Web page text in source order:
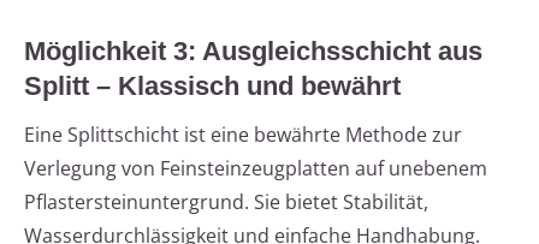
Möglichkeit 3: Ausgleichsschicht aus
Splitt – Klassisch und bewährt
Eine Splittschicht ist eine bewährte Methode zur
Verlegung von Feinsteinzeugplatten auf unebenem
Pflastersteinuntergrund. Sie bietet Stabilität,
Wasserdurchlässigkeit und einfache Handhabung.